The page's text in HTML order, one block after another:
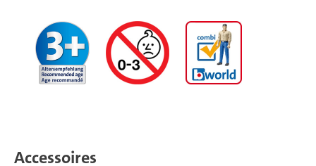
Accessoires